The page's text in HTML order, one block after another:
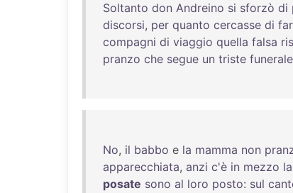
Soltanto don Andreino si sforzò di
discorsi, per quanto cercasse di
compagni di viaggio quella falsa
pranzo che segue un triste funerale
No, il babbo e la mamma non
apparecchiata, anzi c'è in mezzo la
posate sono al loro posto: sul